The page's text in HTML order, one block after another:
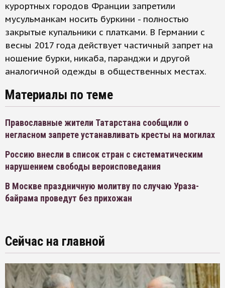
курортных городов Франции запретили
мусульманкам носить буркини - полностью
закрытые купальники с платками. В Германии с
весны 2017 года действует частичный запрет на
ношение бурки, никаба, паранджи и другой
аналогичной одежды в общественных местах.
Материалы по теме
Православные жители Татарстана сообщили о
негласном запрете устанавливать кресты на могилах
Россию внесли в список стран с систематическим
нарушением свободы вероисповедания
В Москве праздничную молитву по случаю Ураза-
байрама проведут без прихожан
Сейчас на главной